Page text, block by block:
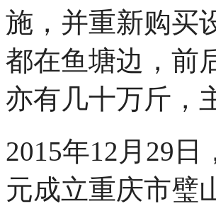
施，并重新购买
都在鱼塘边，前
亦有几十万斤，
2015年12月29
元成立重庆市璧